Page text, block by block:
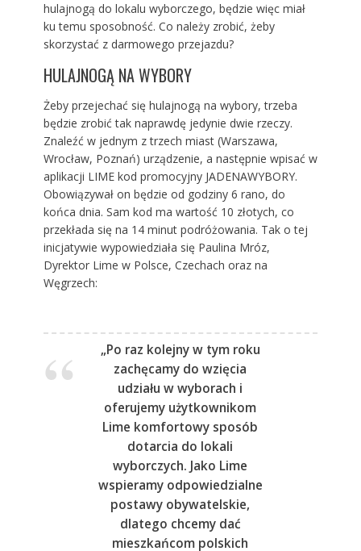
hulajnogą do lokalu wyborczego, będzie więc miał
ku temu sposobność. Co należy zrobić, żeby
skorzystać z darmowego przejazdu?
HULAJNOGĄ NA WYBORY
Żeby przejechać się hulajnogą na wybory, trzeba
będzie zrobić tak naprawdę jedynie dwie rzeczy.
Znaleźć w jednym z trzech miast (Warszawa,
Wrocław, Poznań) urządzenie, a następnie wpisać w
aplikacji LIME kod promocyjny JADENAWYBORY.
Obowiązywał on będzie od godziny 6 rano, do
końca dnia. Sam kod ma wartość 10 złotych, co
przekłada się na 14 minut podróżowania. Tak o tej
inicjatywie wypowiedziała się Paulina Mróz,
Dyrektor Lime w Polsce, Czechach oraz na
Węgrzech:
„Po raz kolejny w tym roku
zachęcamy do wzięcia
udziału w wyborach i
oferujemy użytkownikom
Lime komfortowy sposób
dotarcia do lokali
wyborczych. Jako Lime
wspieramy odpowiedzialne
postawy obywatelskie,
dlatego chcemy dać
mieszkańcom polskich